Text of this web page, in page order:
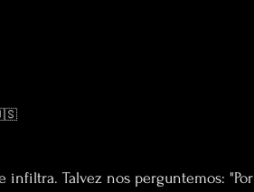
🇺🇸
infiltra. Talvez nos perguntemos: "Por